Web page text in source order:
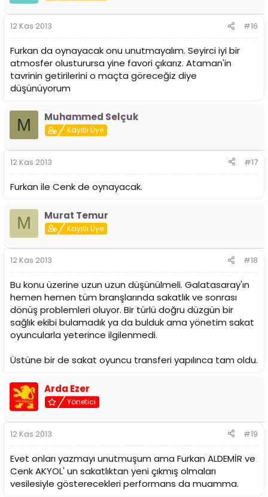
12 Kas 2013 #16
Furkan da oynayacak onu unutmayalım. Seyirci iyi bir
atmosfer olusturursa yine favori çıkarız. Ataman'in
tavrinin getirilerini o maçta göreceğiz diye
düşünüyorum
M Muhammed Selçuk
Kayıtlı Üye
12 Kas 2013 #17
Furkan ile Cenk de oynayacak.
M Murat Temur
Kayıtlı Üye
12 Kas 2013 #18
Bu konu üzerine uzun uzun düşünülmeli. Galatasaray'ın
hemen hemen tüm branşlarında sakatlık ve sonrası
dönüş problemleri oluyor. Bir türlü doğru düzgün bir
sağlık ekibi bulamadık ya da bulduk ama yönetim sakat
oyuncularla yeterince ilgilenmedi.
Üstüne bir de sakat oyuncu transferi yapılınca tam oldu.
Arda Ezer
Yönetici
12 Kas 2013 #19
Evet onları yazmayı unutmuşum ama Furkan ALDEMİR ve
Cenk AKYOL' un sakatlıktan yeni çıkmış olmaları
vesilesiyle gösterecekleri performans da muamma.